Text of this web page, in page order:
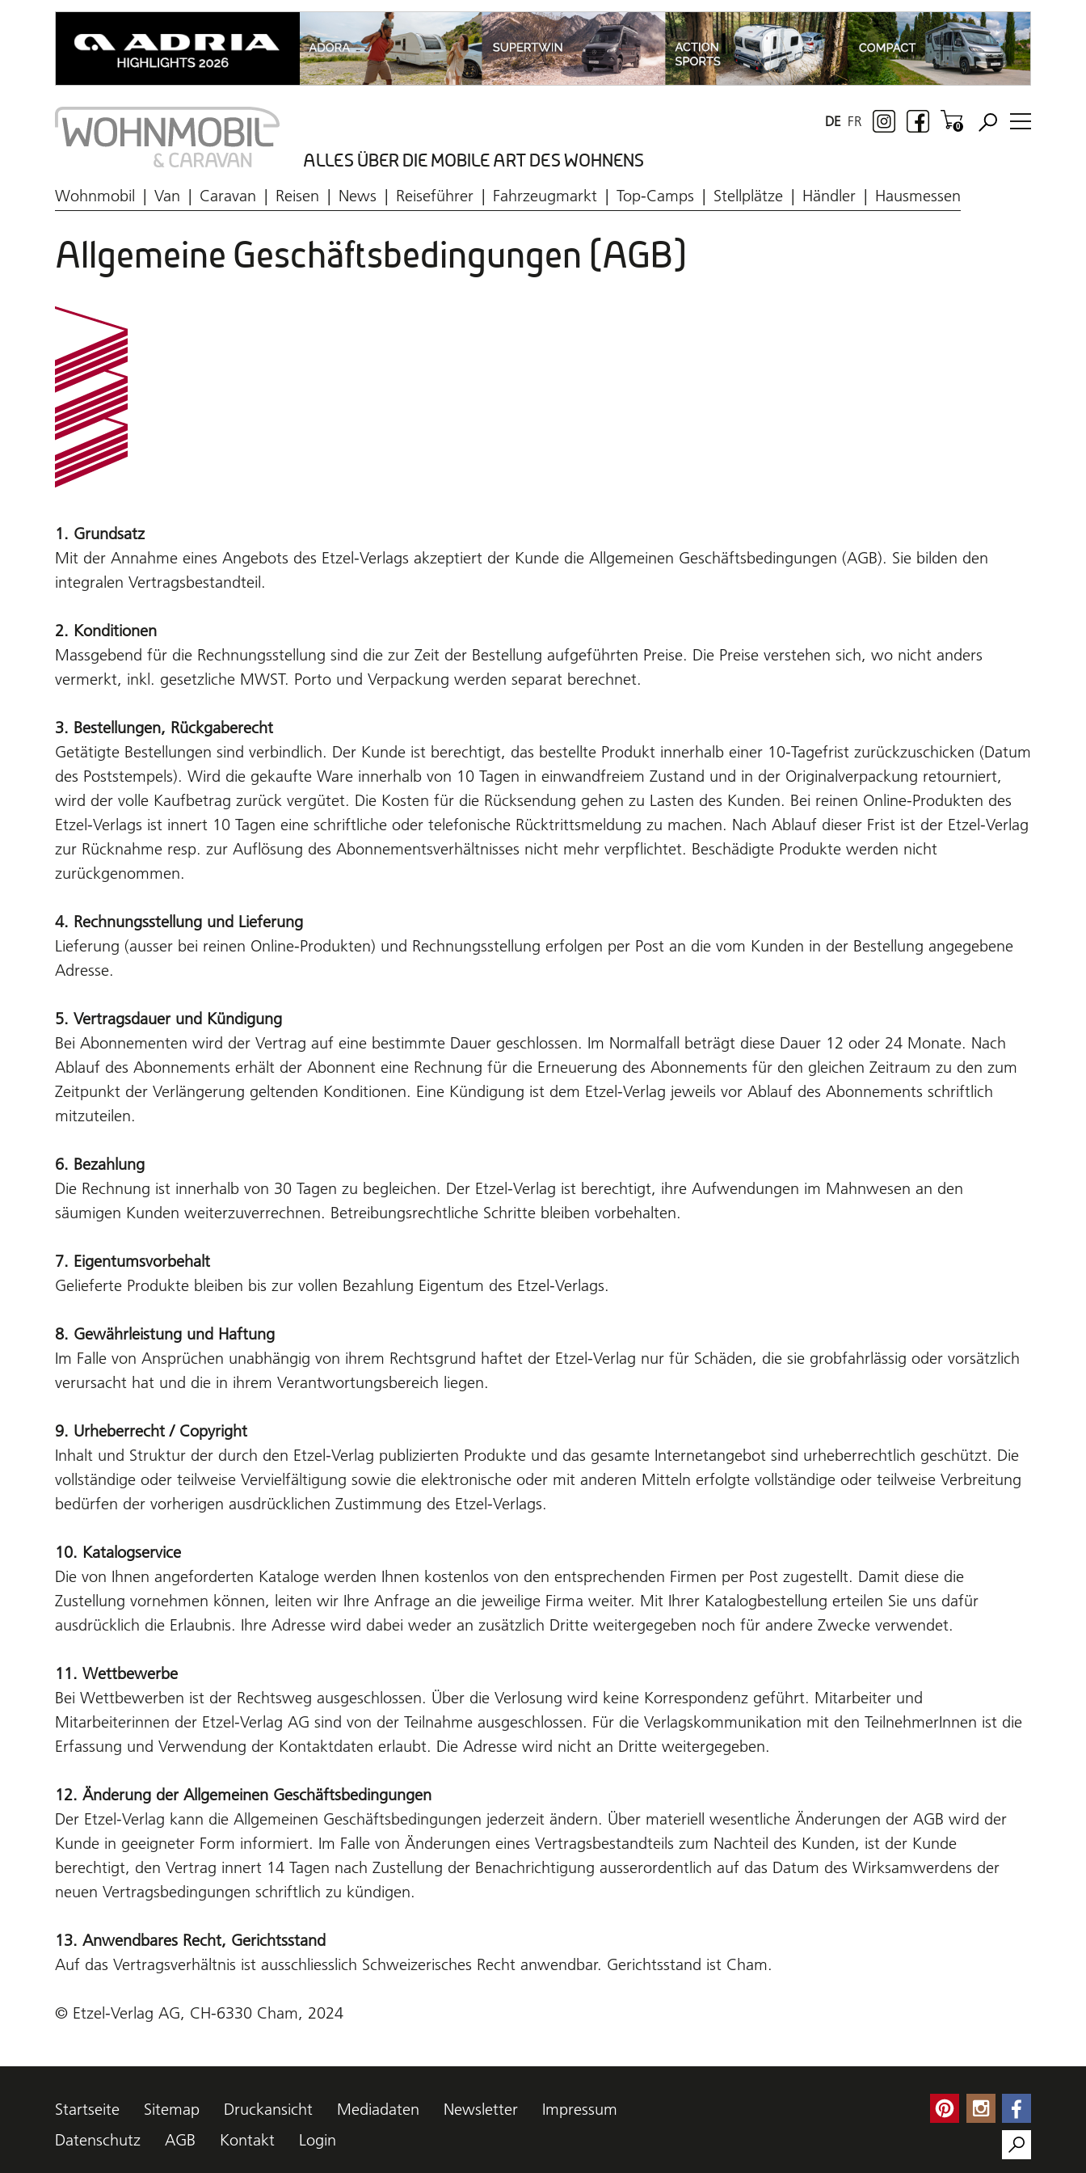
ALLES ÜBER DIE MOBILE ART DES WOHNENS
FR
DE
Wohnmobil Van Caravan Reisen News Reiseführer Fahrzeugmarkt Top-Camps Stellplätze Händler Hausmessen
Allgemeine Geschäftsbedingungen (AGB)
1. Grundsatz
Mit der Annahme eines Angebots des Etzel-Verlags akzeptiert der Kunde die Allgemeinen Geschäftsbedingungen (AGB). Sie bilden den
integralen Vertragsbestandteil.
2. Konditionen
Massgebend für die Rechnungsstellung sind die zur Zeit der Bestellung aufgeführten Preise. Die Preise verstehen sich, wo nicht anders
vermerkt, inkl. gesetzliche MWST. Porto und Verpackung werden separat berechnet.
3. Bestellungen, Rückgaberecht
Getätigte Bestellungen sind verbindlich. Der Kunde ist berechtigt, das bestellte Produkt innerhalb einer 10-Tagefrist zurückzuschicken (Datum
des Poststempels). Wird die gekaufte Ware innerhalb von 10 Tagen in einwandfreiem Zustand und in der Originalverpackung retourniert,
wird der volle Kaufbetrag zurück vergütet. Die Kosten für die Rücksendung gehen zu Lasten des Kunden. Bei reinen Online-Produkten des
Etzel-Verlags ist innert 10 Tagen eine schriftliche oder telefonische Rücktrittsmeldung zu machen. Nach Ablauf dieser Frist ist der Etzel-Verlag
zur Rücknahme resp. zur Auflösung des Abonnementsverhältnisses nicht mehr verpflichtet. Beschädigte Produkte werden nicht
zurückgenommen.
4. Rechnungsstellung und Lieferung
Lieferung (ausser bei reinen Online-Produkten) und Rechnungsstellung erfolgen per Post an die vom Kunden in der Bestellung angegebene
Adresse.
5. Vertragsdauer und Kündigung
Bei Abonnementen wird der Vertrag auf eine bestimmte Dauer geschlossen. Im Normalfall beträgt diese Dauer 12 oder 24 Monate. Nach
Ablauf des Abonnements erhält der Abonnent eine Rechnung für die Erneuerung des Abonnements für den gleichen Zeitraum zu den zum
Zeitpunkt der Verlängerung geltenden Konditionen. Eine Kündigung ist dem Etzel-Verlag jeweils vor Ablauf des Abonnements schriftlich
mitzuteilen.
6. Bezahlung
Die Rechnung ist innerhalb von 30 Tagen zu begleichen. Der Etzel-Verlag ist berechtigt, ihre Aufwendungen im Mahnwesen an den
säumigen Kunden weiterzuverrechnen. Betreibungsrechtliche Schritte bleiben vorbehalten.
7. Eigentumsvorbehalt
Gelieferte Produkte bleiben bis zur vollen Bezahlung Eigentum des Etzel-Verlags.
8. Gewährleistung und Haftung
Im Falle von Ansprüchen unabhängig von ihrem Rechtsgrund haftet der Etzel-Verlag nur für Schäden, die sie grobfahrlässig oder vorsätzlich
verursacht hat und die in ihrem Verantwortungsbereich liegen.
9. Urheberrecht / Copyright
Inhalt und Struktur der durch den Etzel-Verlag publizierten Produkte und das gesamte Internetangebot sind urheberrechtlich geschützt. Die
vollständige oder teilweise Vervielfältigung sowie die elektronische oder mit anderen Mitteln erfolgte vollständige oder teilweise Verbreitung
bedürfen der vorherigen ausdrücklichen Zustimmung des Etzel-Verlags.
10. Katalogservice
Die von Ihnen angeforderten Kataloge werden Ihnen kostenlos von den entsprechenden Firmen per Post zugestellt. Damit diese die
Zustellung vornehmen können, leiten wir Ihre Anfrage an die jeweilige Firma weiter. Mit Ihrer Katalogbestellung erteilen Sie uns dafür
ausdrücklich die Erlaubnis. Ihre Adresse wird dabei weder an zusätzlich Dritte weitergegeben noch für andere Zwecke verwendet.
11. Wettbewerbe
Bei Wettbewerben ist der Rechtsweg ausgeschlossen. Über die Verlosung wird keine Korrespondenz geführt. Mitarbeiter und
Mitarbeiterinnen der Etzel-Verlag AG sind von der Teilnahme ausgeschlossen. Für die Verlagskommunikation mit den TeilnehmerInnen ist die
Erfassung und Verwendung der Kontaktdaten erlaubt. Die Adresse wird nicht an Dritte weitergegeben.
12. Änderung der Allgemeinen Geschäftsbedingungen
Der Etzel-Verlag kann die Allgemeinen Geschäftsbedingungen jederzeit ändern. Über materiell wesentliche Änderungen der AGB wird der
Kunde in geeigneter Form informiert. Im Falle von Änderungen eines Vertragsbestandteils zum Nachteil des Kunden, ist der Kunde
berechtigt, den Vertrag innert 14 Tagen nach Zustellung der Benachrichtigung ausserordentlich auf das Datum des Wirksamwerdens der
neuen Vertragsbedingungen schriftlich zu kündigen.
13. Anwendbares Recht, Gerichtsstand
Auf das Vertragsverhältnis ist ausschliesslich Schweizerisches Recht anwendbar. Gerichtsstand ist Cham.
© Etzel-Verlag AG, CH-6330 Cham, 2024
Startseite Sitemap Druckansicht Mediadaten Newsletter
Impressum
Datenschutz
AGB Kontakt Login